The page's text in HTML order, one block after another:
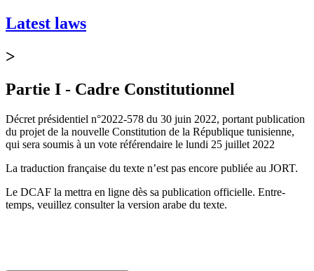
Latest laws
>
Partie I - Cadre Constitutionnel
Décret présidentiel n°2022-578 du 30 juin 2022, portant publication
du projet de la nouvelle Constitution de la République tunisienne,
qui sera soumis à un vote référendaire le lundi 25 juillet 2022
La traduction française du texte n’est pas encore publiée au JORT.
Le DCAF la mettra en ligne dès sa publication officielle. Entre-
temps, veuillez consulter la version arabe du texte.